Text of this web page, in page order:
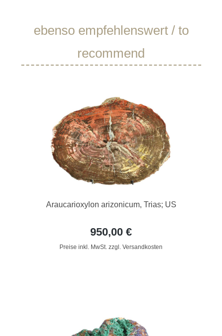
Produktgalerie überspringen
ebenso empfehlenswert / to
recommend
Araucarioxylon arizonicum, Trias; US
950,00 €
Preise inkl. MwSt. zzgl. Versandkosten